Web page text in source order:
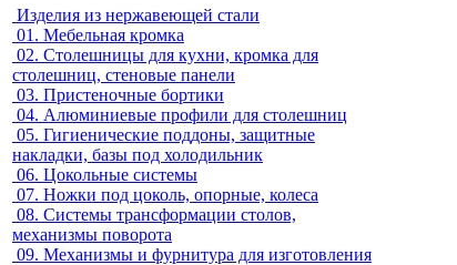
Изделия из нержавеющей стали
01. Мебельная кромка
02. Столешницы для кухни, кромка для
столешниц, стеновые панели
03. Пристеночные бортики
04. Алюминиевые профили для столешниц
05. Гигиенические поддоны, защитные
накладки, базы под холодильник
06. Цокольные системы
07. Ножки под цоколь, опорные, колеса
08. Системы трансформации столов,
механизмы поворота
09. Механизмы и фурнитура для изготовления